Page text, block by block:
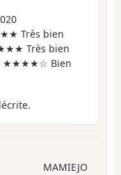
Très bien
Très bien
★★★★☆ Bien
MAMIEJO